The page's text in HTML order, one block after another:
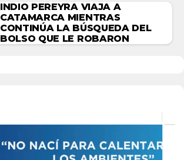
INDIO PEREYRA VIAJA A
CATAMARCA MIENTRAS
CONTINÚA LA BÚSQUEDA DEL
BOLSO QUE LE ROBARON